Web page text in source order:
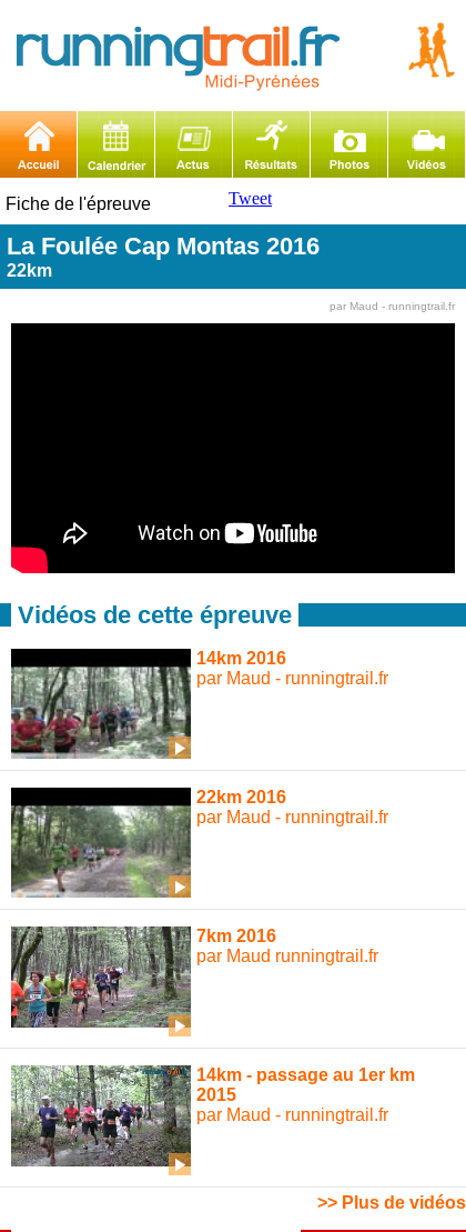
Fiche de l'épreuve Tweet
La Foulée Cap Montas 2016
22km
par Maud - runningtrail.fr
Vidéos de cette épreuve
14km 2016
par Maud - runningtrail.fr
22km 2016
par Maud - runningtrail.fr
7km 2016
par Maud runningtrail.fr
14km - passage au 1er km
2015
par Maud - runningtrail.fr
>> Plus de vidéos